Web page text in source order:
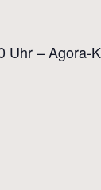
Uhr – Agora-